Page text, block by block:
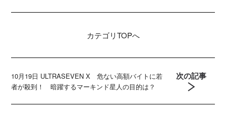
カテゴリTOPへ
10月19日 ULTRASEVEN X 危ない高額バイトに若
者が殺到！ 暗躍するマーキンド星人の目的は？
次の記事